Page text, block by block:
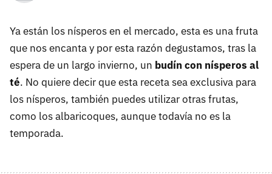
Ya están los nísperos en el mercado, esta es una fruta
que nos encanta y por esta razón degustamos, tras la
espera de un largo invierno, un budín con nísperos al
té. No quiere decir que esta receta sea exclusiva para
los nísperos, también puedes utilizar otras frutas,
como los albaricoques, aunque todavía no es la
temporada.